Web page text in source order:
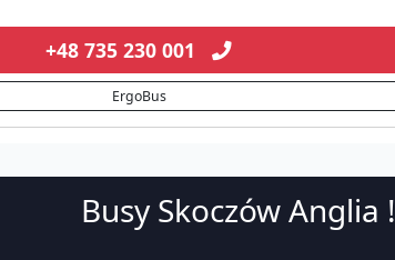
+48 735 230 001
ErgoBus
Busy Skoczów Anglia !